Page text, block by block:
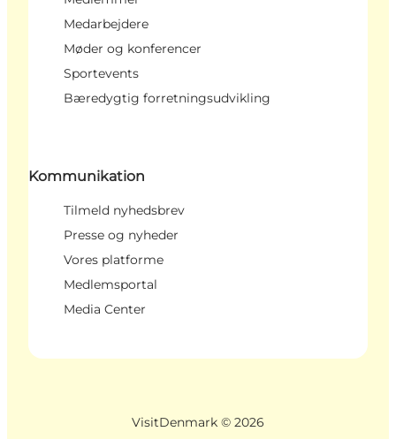
Medarbejdere
Møder og konferencer
Sportevents
Bæredygtig forretningsudvikling
Kommunikation
Tilmeld nyhedsbrev
Presse og nyheder
Vores platforme
Medlemsportal
Media Center
VisitDenmark © 2026